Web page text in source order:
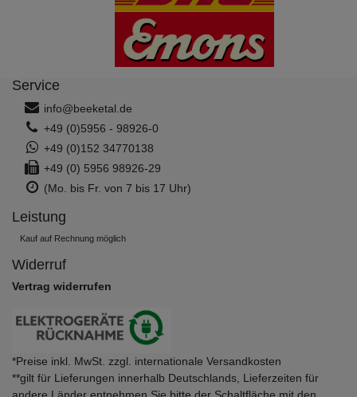
Service
info@beeketal.de
+49 (0)5956 - 98926-0
+49 (0)152 34770138
+49 (0) 5956 98926-29
(Mo. bis Fr. von 7 bis 17 Uhr)
Leistung
Kauf auf Rechnung möglich
Widerruf
Vertrag widerrufen
*Preise inkl. MwSt. zzgl. internationale Versandkosten
**gilt für Lieferungen innerhalb Deutschlands, Lieferzeiten für
andere Länder entnehmen Sie bitte der Schaltfläche mit den